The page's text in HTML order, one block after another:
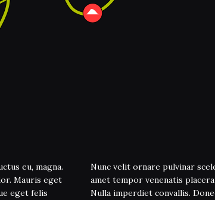
eu, magna.
Mauris eget
eget felis
Nunc velit ornare pulvinar
amet tempor venenatis
Nulla imperdiet convallis.